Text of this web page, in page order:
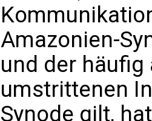
Amazonien-
und der
umstrittenen
Synode gilt,